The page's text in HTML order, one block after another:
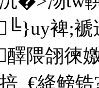
裨;褫
隈翖徚
絳鳑